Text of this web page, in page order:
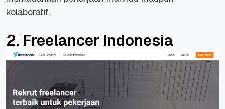
kolaboratif.
2. Freelancer Indonesia